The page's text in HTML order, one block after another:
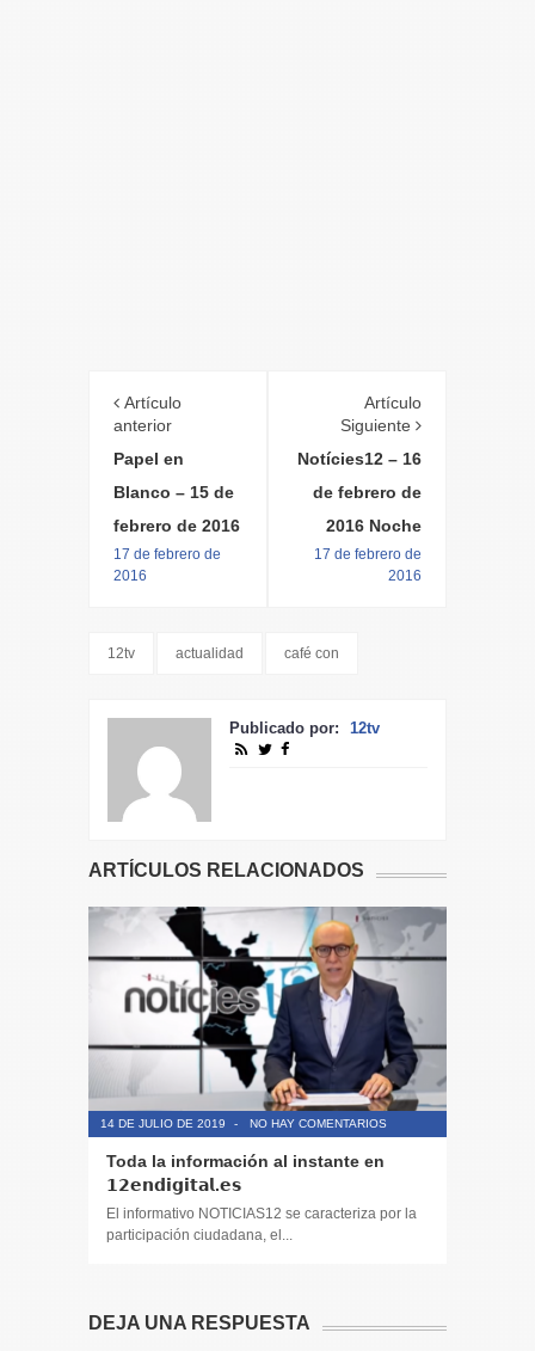
Artículo
anterior
Papel en
Blanco – 15 de
febrero de 2016
17 de febrero de
2016
Artículo
Siguiente
Notícies12 – 16
de febrero de
2016 Noche
17 de febrero de
2016
12tv actualidad café con
Publicado por: 12tv
ARTÍCULOS RELACIONADOS
14 DE JULIO DE 2019 - NO HAY COMENTARIOS
Toda la información al instante en
𝟭𝟮𝗲𝗻𝗱𝗶𝗴𝗶𝘁𝗮𝗹.𝗲𝘀
El informativo NOTICIAS12 se caracteriza por la
participación ciudadana, el...
DEJA UNA RESPUESTA